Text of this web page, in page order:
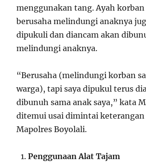
menggunakan tang. Ayah
berusaha melindungi anaknya
dipukuli dan diancam akan
melindungi anaknya.
“Berusaha (melindungi korban
warga), tapi saya dipukul terus
dibunuh sama anak saya,” kata
ditemui usai dimintai
Mapolres Boyolali.
Penggunaan Alat Tajam